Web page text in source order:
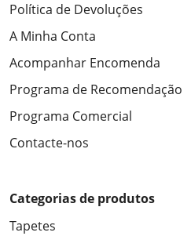
Política de Devoluções
A Minha Conta
Acompanhar Encomenda
Programa de Recomendação
Programa Comercial
Contacte-nos
Categorias de produtos
Tapetes